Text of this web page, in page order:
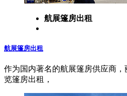
航展篷房出租
航展篷房出租
作为国内著名的航展篷房供应商
览篷房出租，